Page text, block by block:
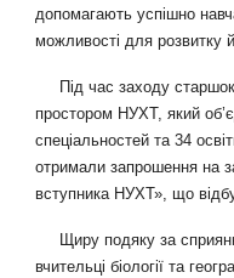
допомагають успішно
можливості для розвитку
Під час заходу
простором НУХТ, який
спеціальностей та 34
отримали запрошення на
вступника НУХТ», що
Щиру подяку за
вчительці біології та